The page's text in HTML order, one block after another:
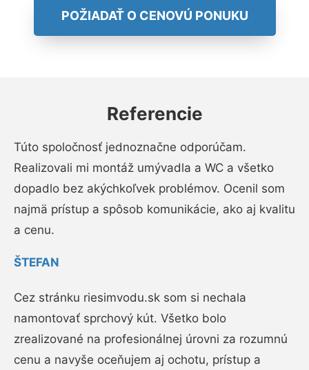
POŽIADAŤ O CENOVÚ PONUKU
Referencie
Túto spoločnosť jednoznačne odporúčam.
Realizovali mi montáž umývadla a WC a všetko
dopadlo bez akýchkoľvek problémov. Ocenil som
najmä prístup a spôsob komunikácie, ako aj kvalitu
a cenu.
ŠTEFAN
Cez stránku riesimvodu.sk som si nechala
namontovať sprchový kút. Všetko bolo
zrealizované na profesionálnej úrovni za rozumnú
cenu a navyše oceňujem aj ochotu, prístup a